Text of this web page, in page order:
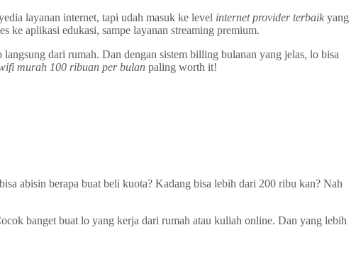
layanan internet, tapi udah masuk ke level internet provider terbaik yang
ke aplikasi edukasi, sampe layanan streaming premium.
dari rumah. Dan dengan sistem billing bulanan yang jelas, lo bisa
murah 100 ribuan per bulan paling worth it!
abisin berapa buat beli kuota? Kadang bisa lebih dari 200 ribu kan? Nah
banget buat lo yang kerja dari rumah atau kuliah online. Dan yang lebih